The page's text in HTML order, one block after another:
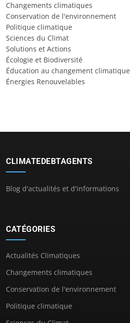
Changements climatiques
Conservation de l'environnement
Politique climatique
Sciences du Climat
Solutions et Actions
Écologie et Biodiversité
Éducation au changement climatique
Énergies Renouvelables
CLIMATEDEBTAGENTS
Blog d'actualités et d'informations
CATÉGORIES
Actualités Climatiques
Changements climatiques
Conservation de l'environnement
Politique climatique